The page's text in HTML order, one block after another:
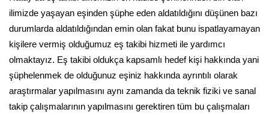
ilimizde yaşayan eşinden şüphe eden aldatıldığını düşünen bazı
durumlarda aldatıldığından emin olan fakat bunu ispatlayamayan
kişilere vermiş olduğumuz eş takibi hizmeti ile yardımcı
olmaktayız. Eş takibi oldukça kapsamlı hedef kişi hakkında yani
şüphelenmek de olduğunuz eşiniz hakkında ayrıntılı olarak
araştırmalar yapılmasını aynı zamanda da teknik fiziki ve sanal
takip çalışmalarının yapılmasını gerektiren tüm bu çalışmaları